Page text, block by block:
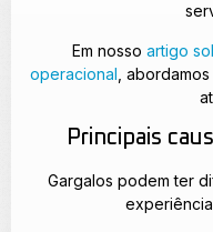
Em nosso artigo
operacional ,
Principais
Gargalos podem ter